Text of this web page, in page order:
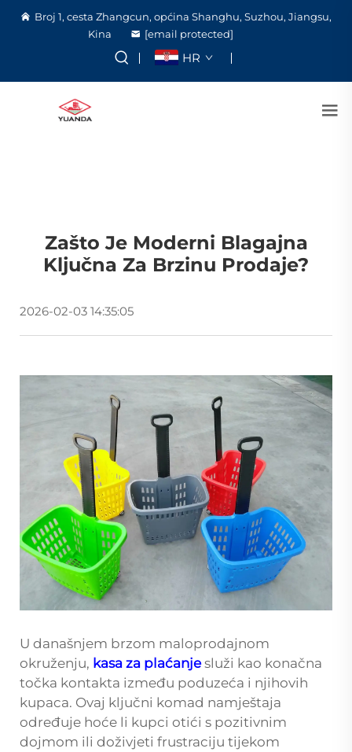
Broj 1, cesta Zhangcun, općina Shanghu, Suzhou, Jiangsu,
Kina
[email protected]
HR
Zašto Je Moderni Blagajna
Ključna Za Brzinu Prodaje?
2026-02-03 14:35:05
U današnjem brzom maloprodajnom
okruženju, kasa za plaćanjesluži kao konačna
točka kontakta između poduzeća i njihovih
kupaca. Ovaj ključni komad namještaja
određuje hoće li kupci otići s pozitivnim
dojmom ili doživjeti frustraciju tijekom